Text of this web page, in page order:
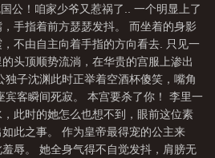
女婿啊
公！咱家少爷又惹祸了.. 一个明显上了
手指着前方瑟瑟发抖。 而坐着的身影
不由自主向着手指的方向看去. 只见一
头顶顺势流淌，在华贵的宫服上渗出
子沈渊此时正举着空酒杯傻笑，嘴角
宾客瞬间死寂。 本宫要杀了你！ 李里一
此时的她怎么也想不到，眼前这位素
此之事。 作为皇帝最得宠的公主来
辱。 她全身气得不自觉发抖，肩膀无